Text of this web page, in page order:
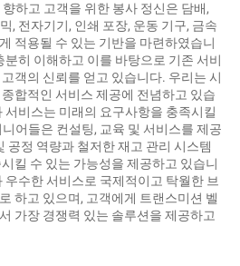
하고 고객을 위한 봉사 정신은 담배,
, 전자기기, 인쇄 포장, 운동 기구, 금속
적용될 수 있는 기반을 마련하였습니
히 이해하고 이를 바탕으로 기존 서비
객의 신뢰를 얻고 있습니다. 우리는 시
합적인 서비스 제공에 전념하고 있습
서비스는 미래의 요구사항을 충족시킬
어들은 컨설팅, 교육 및 서비스를 제공
공정 역량과 철저한 재고 관리 시스템
킬 수 있는 가능성을 제공하고 있습니
우수한 서비스로 국제적이고 탁월한 브
하고 있으며, 고객에게 트랜스미션 벨
가장 경쟁력 있는 솔루션을 제공하고